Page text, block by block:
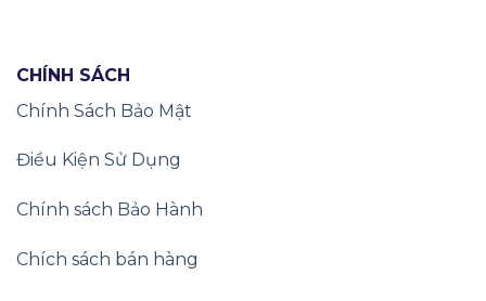
CHÍNH SÁCH
Chính Sách Bảo Mật
Điều Kiện Sử Dụng
Chính sách Bảo Hành
Chích sách bán hàng